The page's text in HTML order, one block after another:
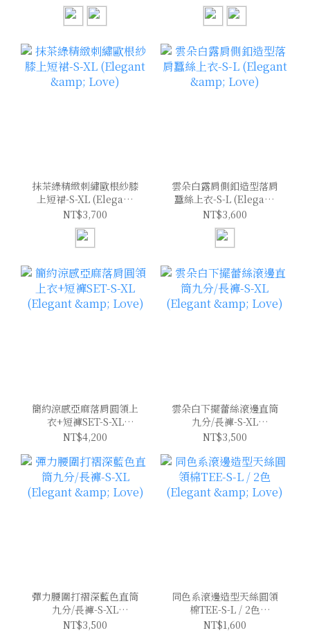
抹茶綠精緻刺繡歐根紗膝
上短裙-S-XL (Elegant
& Love)
NT$3,700
雲朵白露肩側釦造型落肩
蠶絲上衣-S-L (Elegant
& Love)
NT$3,600
簡約涼感亞麻落肩圓領上
衣+短褲SET-S-XL
(Elegant & Love)
NT$4,200
雲朵白下擺蕾絲滾邊直筒
九分/長褲-S-XL
(Elegant & Love)
NT$3,500
彈力腰圍打褶深藍色直筒
九分/長褲-S-XL
(Elegant & Love)
NT$3,500
同色系滾邊造型天絲圓領
棉TEE-S-L / 2色
(Elegant & Love)
NT$1,600